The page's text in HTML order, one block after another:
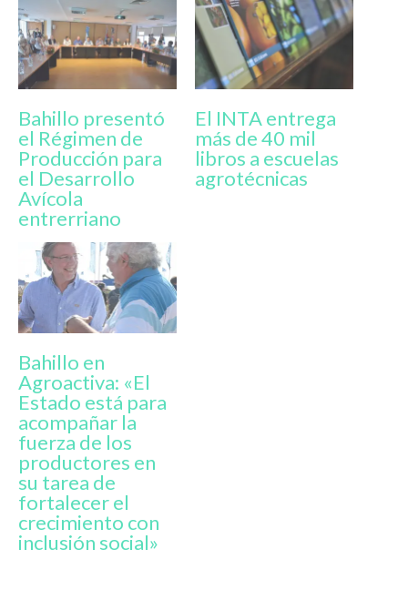
Bahillo presentó
el Régimen de
Producción para
el Desarrollo
Avícola
entrerriano
El INTA entrega
más de 40 mil
libros a escuelas
agrotécnicas
Bahillo en
Agroactiva: «El
Estado está para
acompañar la
fuerza de los
productores en
su tarea de
fortalecer el
crecimiento con
inclusión social»